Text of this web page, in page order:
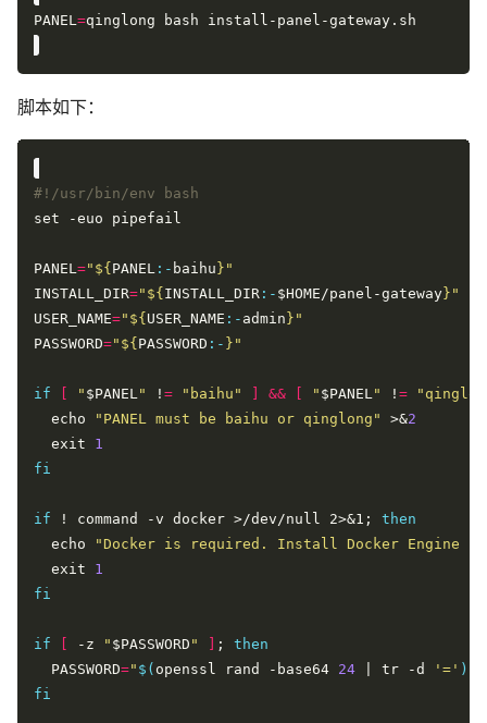
PANEL=
脚本如下：
PANEL=" ${ PANEL :- baihu } "
INSTALL_DIR=" ${ INSTALL_DIR :- $HOME/panel-gateway } "
USER_NAME=" ${ USER_NAME :- admin } "
PASSWORD=" ${ PASSWORD :- } "
if " $PANEL" ! = "baihu" && " $PANEL" ! =
  echo
"PANEL must be baihu or qinglong" >&2
  exit
1
fi
if ! command -v docker >/dev/null 2>&1; then
  echo
"Docker is required. Install Docker
  exit
1
fi
if -z " $PASSWORD " ; then
  PASSWORD
=" $( openssl rand -base64 24 | tr -d '=' )
fi